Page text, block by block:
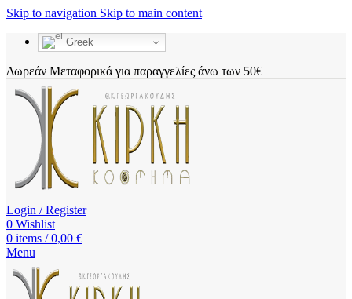
Skip to navigation Skip to main content
Greek
Δωρεάν Μεταφορικά για παραγγελίες άνω των 50€
Login / Register
0 Wishlist
0 items / 0,00 €
Menu